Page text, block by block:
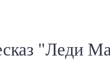
"Леди